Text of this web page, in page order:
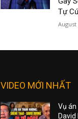
Tự
August
VIDEO MỚI NHẤT
Vụ